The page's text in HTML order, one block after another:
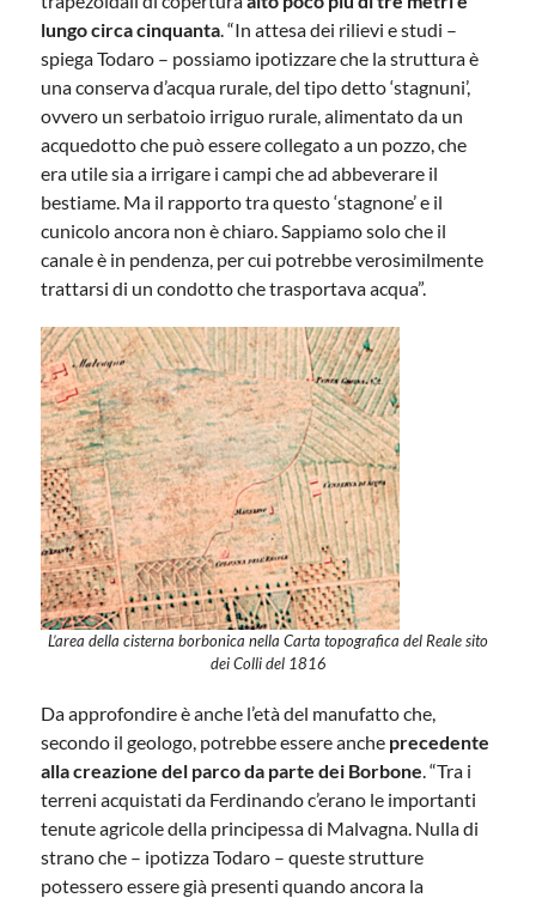
lungo circa cinquanta. “In attesa dei rilievi e studi –
spiega Todaro – possiamo ipotizzare che la struttura è
una conserva d’acqua rurale, del tipo detto ‘stagnuni’,
ovvero un serbatoio irriguo rurale, alimentato da un
acquedotto che può essere collegato a un pozzo, che
era utile sia a irrigare i campi che ad abbeverare il
bestiame. Ma il rapporto tra questo ‘stagnone’ e il
cunicolo ancora non è chiaro. Sappiamo solo che il
canale è in pendenza, per cui potrebbe verosimilmente
trattarsi di un condotto che trasportava acqua”.
L’area della cisterna borbonica nella Carta topografica del Reale sito
dei Colli del 1816
Da approfondire è anche l’età del manufatto che,
secondo il geologo, potrebbe essere anche precedente
alla creazione del parco da parte dei Borbone. “Tra i
terreni acquistati da Ferdinando c’erano le importanti
tenute agricole della principessa di Malvagna. Nulla di
strano che – ipotizza Todaro – queste strutture
potessero essere già presenti quando ancora la